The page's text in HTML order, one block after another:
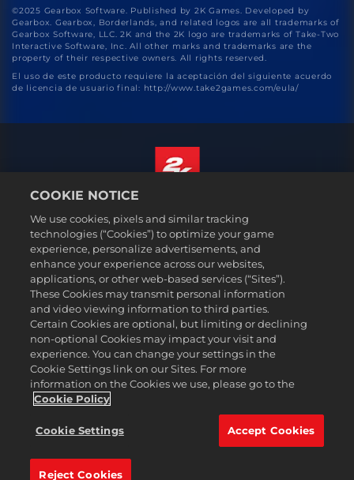
©2025 Gearbox Software. Published by 2K Games. Developed by
Gearbox. Gearbox, Borderlands, and related logos are all trademarks of
Gearbox Software, LLC. 2K and the 2K logo are trademarks of Take-Two
Interactive Software, Inc. All other marks and trademarks are the
property of their respective owners. All rights reserved.
El uso de este producto requiere la aceptación del siguiente acuerdo
de licencia de usuario final: http://www.take2games.com/eula/
Aviso legal
Política de privacidad
Política de cookies
Atención al cliente
No vender ni compartir mis datos personales
Búsqueda de pedidos y reembolsos
Socios publicitarios de 2K Ad
©2016-2026 Take-Two Interactive Software Inc. 2K, Firaxis Games,
Civilization, and their respective logos are trademarks of Take-Two
Interactive Software, Inc. All rights reserved.
Español
COOKIE NOTICE
We use cookies, pixels and similar tracking
technologies (“Cookies”) to optimize your game
experience, personalize advertisements, and
enhance your experience across our websites,
applications, or other web-based services (“Sites”).
These Cookies may transmit personal information
and video viewing information to third parties.
Certain Cookies are optional, but limiting or declining
non-optional Cookies may impact your visit and
experience. You can change your settings in the
Cookie Settings link on our Sites. For more
information on the Cookies we use, please go to the
Cookie Policy
Cookie Settings Accept Cookies
Reject Cookies